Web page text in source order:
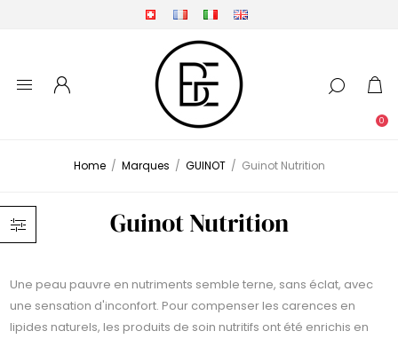
0
Home / Marques / GUINOT / Guinot Nutrition
Guinot Nutrition
Une peau pauvre en nutriments semble terne, sans éclat, avec
une sensation d'inconfort. Pour compenser les carences en
lipides naturels, les produits de soin nutritifs ont été enrichis en